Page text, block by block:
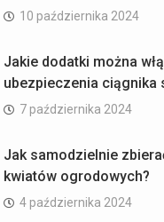
10 października 2024
Jakie dodatki można
ubezpieczenia ciągnika
7 października 2024
Jak samodzielnie
kwiatów ogrodowych?
4 października 2024